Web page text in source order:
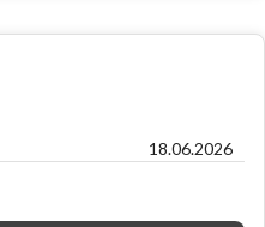
18.06.2026